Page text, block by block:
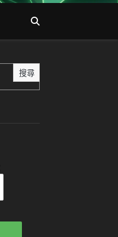
搜尋